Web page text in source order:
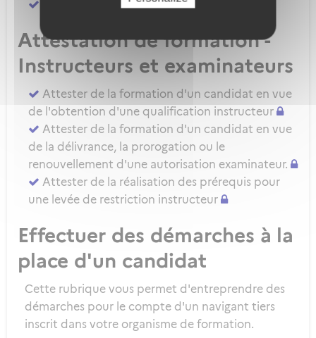
Attester d'une évaluation de niveau IRSE
Attestation de formation -
Instructeurs et examinateurs
Attester de la formation d'un candidat en vue
de l'obtention d'une qualification instructeur
Attester de la formation d'un candidat en vue
de la délivrance, la prorogation ou le
renouvellement d'une autorisation examinateur.
Attester de la réalisation des prérequis pour
une levée de restriction instructeur
Effectuer des démarches à la
place d'un candidat
Cette rubrique vous permet d'entreprendre des
démarches pour le compte d'un navigant tiers
inscrit dans votre organisme de formation.